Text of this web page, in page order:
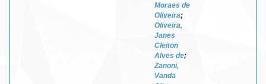
Moraes de
Oliveira;
Oliveira,
Janes
Cleiton
Alves de;
Zanoni,
Vanda